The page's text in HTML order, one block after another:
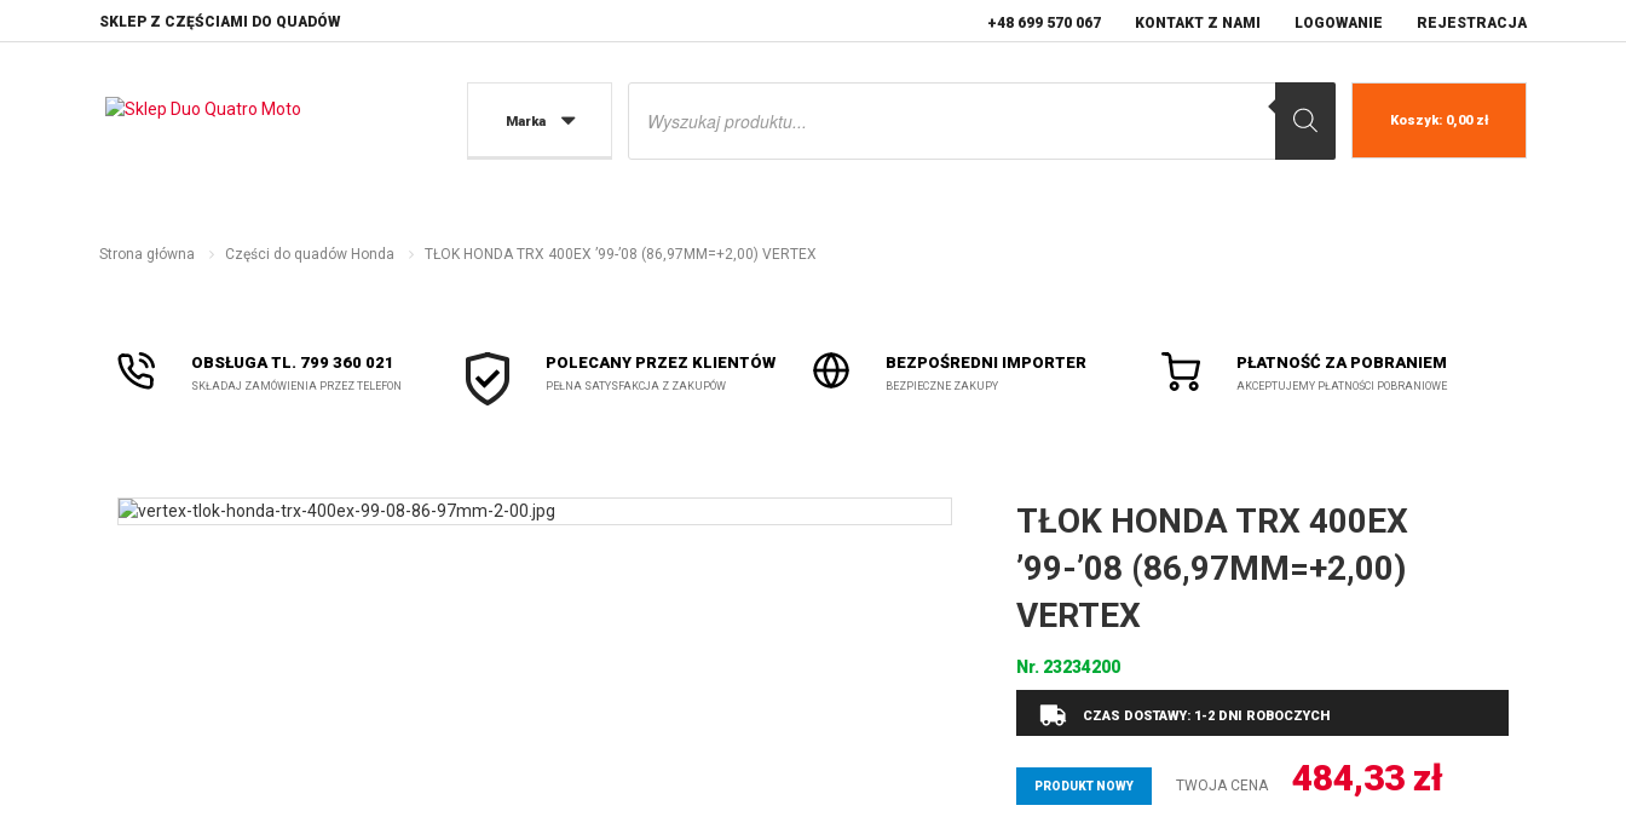
SKLEP Z CZĘŚCIAMI DO QUADÓW +48 699 570 067 KONTAKT Z NAMI LOGOWANIE REJESTRACJA
Marka
Wyszukiwarka
Koszyk: 0,00 zł
Strona główna Części do quadów Honda TŁOK HONDA TRX 400EX ’99-’08 (86,97MM=+2,00) VERTEX
OBSŁUGA TL. 799 360 021
SKŁADAJ ZAMÓWIENIA PRZEZ TELEFON
POLECANY PRZEZ KLIENTÓW
PEŁNA SATYSFAKCJA Z ZAKUPÓW
BEZPOŚREDNI IMPORTER
BEZPIECZNE ZAKUPY
PŁATNOŚĆ ZA POBRANIEM
AKCEPTUJEMY PŁATNOŚCI POBRANIOWE
TŁOK HONDA TRX 400EX
’99-’08 (86,97MM=+2,00)
VERTEX
Nr. 23234200
CZAS DOSTAWY: 1-2 DNI ROBOCZYCH
PRODUKT NOWY TWOJA CENA 484,33 zł